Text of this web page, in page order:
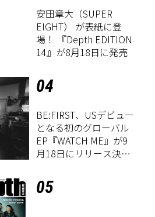
安田章大（SUPER
EIGHT） が表紙に登
場！ 『Depth EDITION
14』が8月18日に発売
04
BE:FIRST、USデビュー
となる初のグローバル
EP『WATCH ME』が9
月18日にリリース決
05